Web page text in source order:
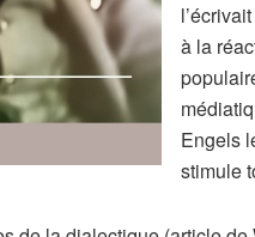
à la
Engels
stimule